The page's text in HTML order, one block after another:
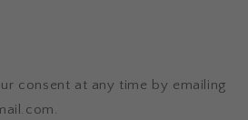
consent at any time by emailing
.